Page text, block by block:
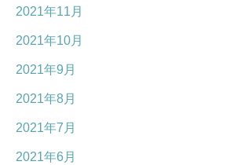
2021年11月
2021年10月
2021年9月
2021年8月
2021年7月
2021年6月